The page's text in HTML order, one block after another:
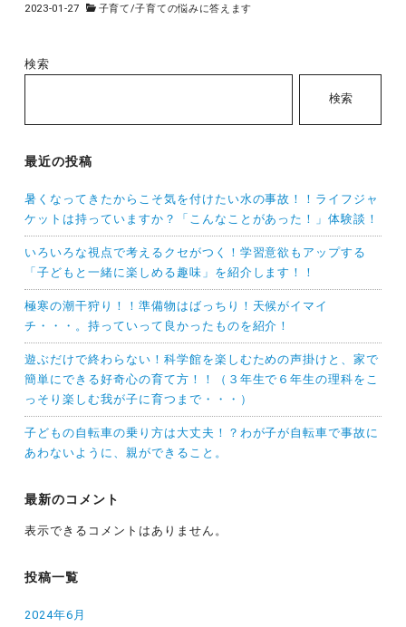
2023-01-27 子育て/子育ての悩みに答えます
検索
検索
最近の投稿
暑くなってきたからこそ気を付けたい水の事故！！ライフジャ
ケットは持っていますか？「こんなことがあった！」体験談！
いろいろな視点で考えるクセがつく！学習意欲もアップする
「子どもと一緒に楽しめる趣味」を紹介します！！
極寒の潮干狩り！！準備物はばっちり！天候がイマイ
チ・・・。持っていって良かったものを紹介！
遊ぶだけで終わらない！科学館を楽しむための声掛けと、家で
簡単にできる好奇心の育て方！！（３年生で６年生の理科をこ
っそり楽しむ我が子に育つまで・・・）
子どもの自転車の乗り方は大丈夫！？わが子が自転車で事故に
あわないように、親ができること。
最新のコメント
表示できるコメントはありません。
投稿一覧
2024年6月